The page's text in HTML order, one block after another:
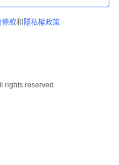
條款和 隱私權政策
rights reserved.